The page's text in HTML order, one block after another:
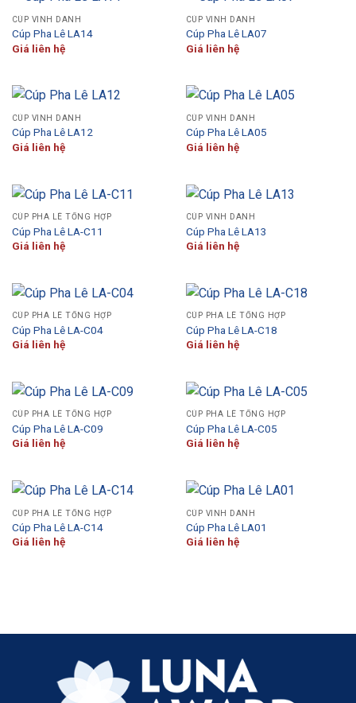
CÚP VINH DANH
Cúp Pha Lê LA14
Giá liên hệ
CÚP VINH DANH
Cúp Pha Lê LA07
Giá liên hệ
CÚP VINH DANH
Cúp Pha Lê LA12
Giá liên hệ
CÚP VINH DANH
Cúp Pha Lê LA05
Giá liên hệ
CÚP PHA LÊ TỔNG HỢP
Cúp Pha Lê LA-C11
Giá liên hệ
CÚP VINH DANH
Cúp Pha Lê LA13
Giá liên hệ
CÚP PHA LÊ TỔNG HỢP
Cúp Pha Lê LA-C04
Giá liên hệ
CÚP PHA LÊ TỔNG HỢP
Cúp Pha Lê LA-C18
Giá liên hệ
CÚP PHA LÊ TỔNG HỢP
Cúp Pha Lê LA-C09
Giá liên hệ
CÚP PHA LÊ TỔNG HỢP
Cúp Pha Lê LA-C05
Giá liên hệ
CÚP PHA LÊ TỔNG HỢP
Cúp Pha Lê LA-C14
Giá liên hệ
CÚP VINH DANH
Cúp Pha Lê LA01
Giá liên hệ